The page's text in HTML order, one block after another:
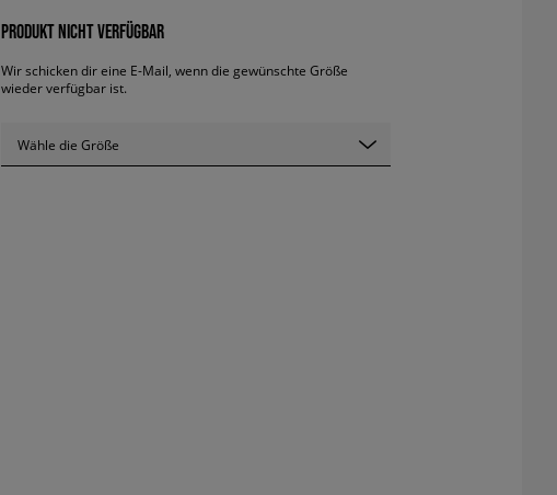
PRODUKT NICHT VERFÜGBAR
Wir schicken dir eine E-Mail, wenn die gewünschte Größe
wieder verfügbar ist.
Wähle die Größe